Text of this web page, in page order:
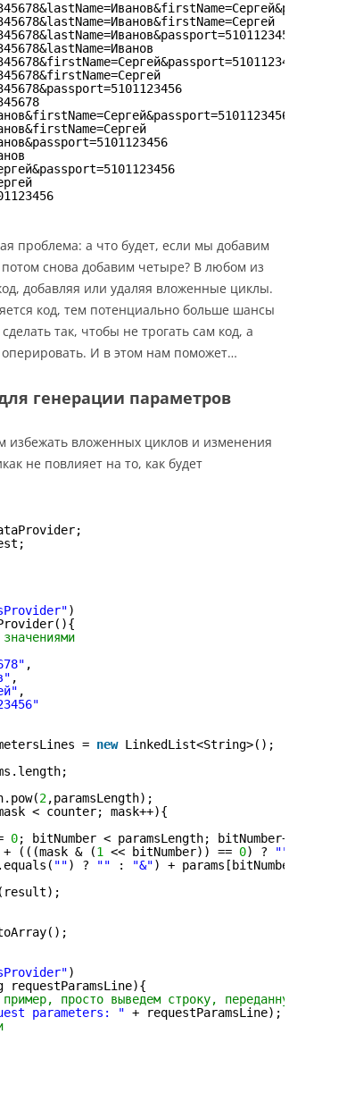
проблема: а что будет, если мы добавим
снова добавим четыре? В любом из
добавляя или удаляя вложенные циклы.
код, тем потенциально больше шансы
так, чтобы не трогать сам код, а
И в этом нам поможет…
генерации параметров
избежать вложенных циклов и изменения
не повлияет на то, как будет
)
,
,
,
= new LinkedList<String>();
2,paramsLength);
< counter; mask++){
0; bitNumber < paramsLength; bitNumber++) {
(((mask & (1 << bitNumber)) == 0) ? ""
"") ? "" : "&") + params[bitNumber]);
)
просто выведем строку, переданную в
parameters: " + requestParamsLine);